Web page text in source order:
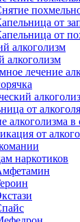
от
от
алкоголизм
алкоголизм
лечение
от алкоголя
алкоголизма в
от
наркотиков